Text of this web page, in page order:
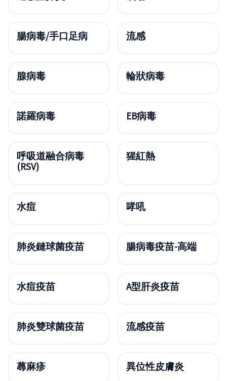
腸病毒/手口足病 流感
腺病毒 輪狀病毒
諾羅病毒 EB病毒
呼吸道融合病毒
(RSV)
猩紅熱
水痘 哮吼
肺炎鏈球菌疫苗 腸病毒疫苗-高端
水痘疫苗 A型肝炎疫苗
肺炎雙球菌疫苗 流感疫苗
蕁麻疹 異位性皮膚炎